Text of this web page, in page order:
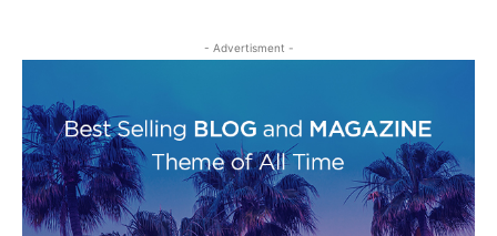
- Advertisment -